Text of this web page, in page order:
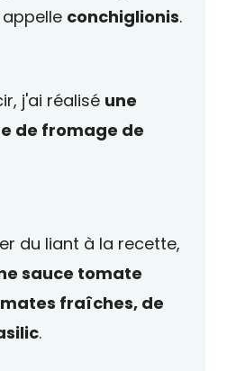
conchiglionis.
j'ai réalisé une
de fromage de
du liant à la recette,
sauce tomate
fraîches, de
.